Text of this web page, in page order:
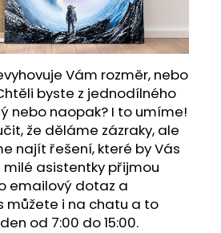
Vám rozměr, nebo
byste z jednodílného
nebo naopak? I to umíme!
že děláme zázraky, ale
najít řešení, které by Vás
milé asistentky přijmou
emailový dotaz a
můžete i na chatu a to
od 7:00 do 15:00.